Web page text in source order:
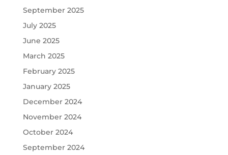
September 2025
July 2025
June 2025
March 2025
February 2025
January 2025
December 2024
November 2024
October 2024
September 2024